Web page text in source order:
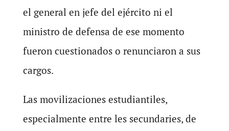
el general en jefe del ejército ni el
ministro de defensa de ese momento
fueron cuestionados o renunciaron a sus
cargos.
Las movilizaciones estudiantiles,
especialmente entre les secundaries, de